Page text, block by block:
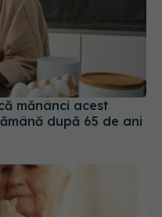
mănânci acest
după 65 de ani